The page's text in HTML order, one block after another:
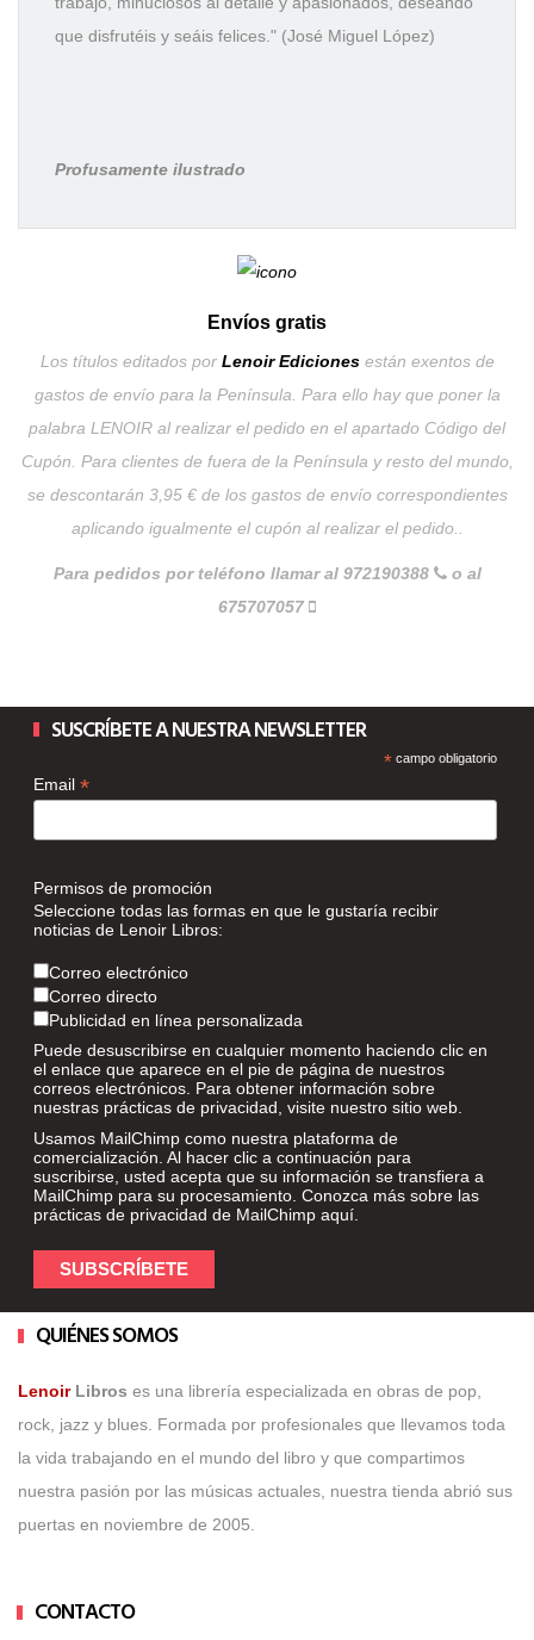
que disfrutéis y seáis felices." (José Miguel López)
Profusamente ilustrado
Envíos gratis
Los títulos editados por Lenoir Edicionesestán exentos de
gastos de envío para la Península. Para ello hay que poner la
palabra LENOIR al realizar el pedido en el apartado Código del
Cupón. Para clientes de fuera de la Península y resto del mundo,
se descontarán 3,95 € de los gastos de envío correspondientes
aplicando igualmente el cupón al realizar el pedido..
Para pedidos por teléfono llamar al 972190388
o al
675707057
SUSCRÍBETE A NUESTRA NEWSLETTER
*campo obligatorio
Email *
Permisos de promoción
Seleccione todas las formas en que le gustaría recibir
noticias de Lenoir Libros:
Correo electrónico
Correo directo
Publicidad en línea personalizada
Puede desuscribirse en cualquier momento haciendo clic en
el enlace que aparece en el pie de página de nuestros
correos electrónicos. Para obtener información sobre
nuestras prácticas de privacidad, visite nuestro sitio web.
Usamos MailChimp como nuestra plataforma de
comercialización. Al hacer clic a continuación para
suscribirse, usted acepta que su información se transfiera a
MailChimp para su procesamiento. Conozca más sobre las
prácticas de privacidad de MailChimp aquí.
QUIÉNES SOMOS
Lenoir Libros es una librería especializada en obras de pop,
rock, jazz y blues. Formada por profesionales que llevamos toda
la vida trabajando en el mundo del libro y que compartimos
nuestra pasión por las músicas actuales, nuestra tienda abrió sus
puertas en noviembre de 2005.
CONTACTO